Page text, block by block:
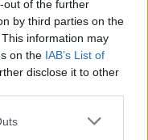
out of the further
by third parties on the
information may
on the IAB’s List of
disclose it to other
Η πρώτη
στην ιστορία
info.cern.ch από το